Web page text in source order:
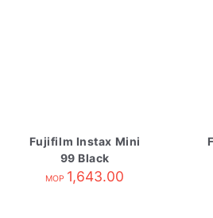
Fujifilm Instax Mini
99 Black
MOP 1,643.00